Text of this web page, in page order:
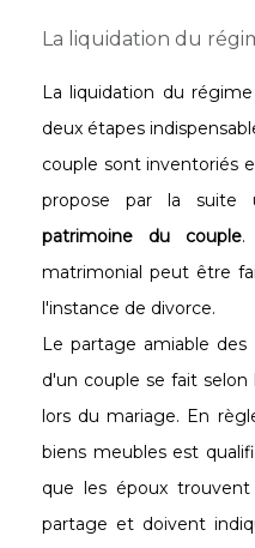
La liquidation du
La liquidation du
deux étapes
couple sont inventoriés
propose par la
patrimoine du couple.
matrimonial peut être
l'instance de divorce.
Le partage amiable
d'un couple se fait
lors du mariage. En
biens meubles est
que les époux
partage et doivent